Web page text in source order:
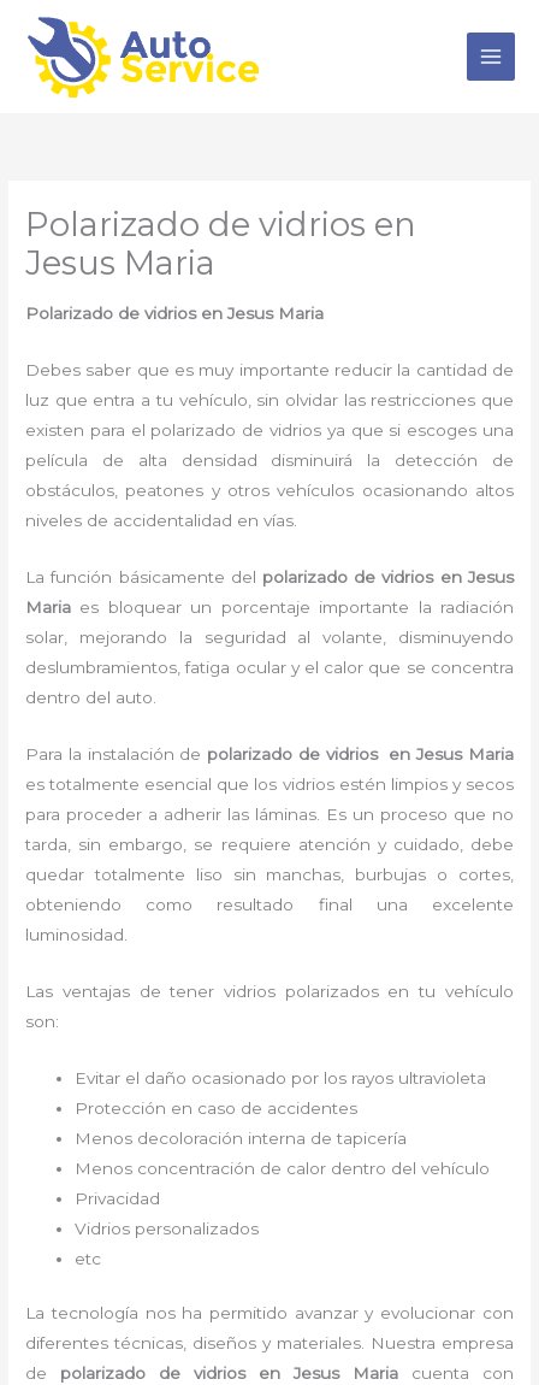
contenido
Polarizado de vidrios en
Jesus Maria
Polarizado de vidrios en Jesus Maria
Debes saber que es muy importante reducir la cantidad de
luz que entra a tu vehículo, sin olvidar las restricciones que
existen para el polarizado de vidrios ya que si escoges una
película de alta densidad disminuirá la detección de
obstáculos, peatones y otros vehículos ocasionando altos
niveles de accidentalidad en vías.
La función básicamente del polarizado de vidrios en Jesus
Maria es bloquear un porcentaje importante la radiación
solar, mejorando la seguridad al volante, disminuyendo
deslumbramientos, fatiga ocular y el calor que se concentra
dentro del auto.
Para la instalación de polarizado de vidrios en Jesus Maria
es totalmente esencial que los vidrios estén limpios y secos
para proceder a adherir las láminas. Es un proceso que no
tarda, sin embargo, se requiere atención y cuidado, debe
quedar totalmente liso sin manchas, burbujas o cortes,
obteniendo como resultado final una excelente
luminosidad.
Las ventajas de tener vidrios polarizados en tu vehículo
son:
Evitar el daño ocasionado por los rayos ultravioleta
Protección en caso de accidentes
Menos decoloración interna de tapicería
Menos concentración de calor dentro del vehículo
Privacidad
Vidrios personalizados
etc
La tecnología nos ha permitido avanzar y evolucionar con
diferentes técnicas, diseños y materiales. Nuestra empresa
de polarizado de vidrios en Jesus Maria cuenta con